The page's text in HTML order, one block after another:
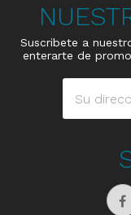
Suscribete a
enterarte de